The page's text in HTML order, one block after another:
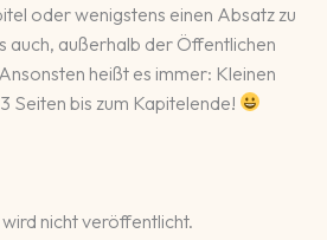
oder wenigstens einen Absatz zu
auch, außerhalb der Öffentlichen
heißt es immer: Kleinen
Seiten bis zum Kapitelende!
nicht veröffentlicht.